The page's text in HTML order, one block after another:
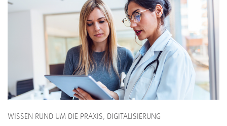
WISSEN RUND UM DIE PRAXIS, DIGITALISIERUNG